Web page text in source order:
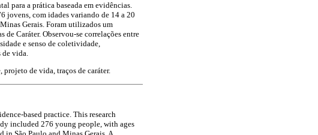
para a prática baseada em evidências.
jovens, com idades variando de 14 a 20
Gerais. Foram utilizados um
de Caráter. Observou-se correlações entre
e senso de coletividade,
de vida.
de vida, traços de caráter.
based practice. This research
included 276 young people, with ages